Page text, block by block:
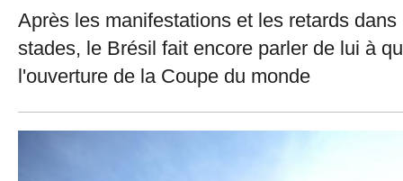
Après les manifestations et les retards
stades, le Brésil fait encore parler de lui à
l'ouverture de la Coupe du monde